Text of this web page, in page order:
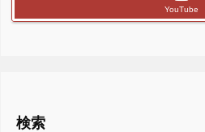
YouTube
検索